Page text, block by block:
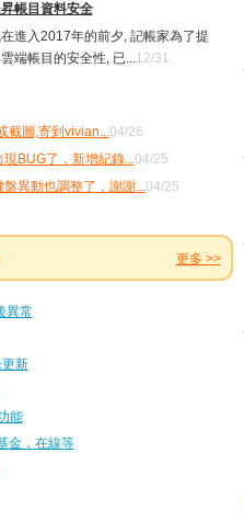
帳目資料安全
進入2017年的前夕, 記帳家為了提
端帳目的安全性, 已...12/31
截圖,寄到vivian...04/26
現BUG了，新增紀錄...04/25
盤異動也調整了，謝謝...04/25
更多 >>
異常
新
能
金，在線等